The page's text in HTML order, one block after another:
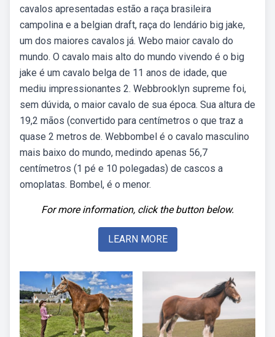
cavalos apresentadas estão a raça brasileira
campolina e a belgian draft, raça do lendário big jake,
um dos maiores cavalos já. Webo maior cavalo do
mundo. O cavalo mais alto do mundo vivendo é o big
jake é um cavalo belga de 11 anos de idade, que
mediu impressionantes 2. Webbrooklyn supreme foi,
sem dúvida, o maior cavalo de sua época. Sua altura de
19,2 mãos (convertido para centímetros o que traz a
quase 2 metros de. Webbombel é o cavalo masculino
mais baixo do mundo, medindo apenas 56,7
centímetros (1 pé e 10 polegadas) de cascos a
omoplatas. Bombel, é o menor.
For more information, click the button below.
LEARN MORE